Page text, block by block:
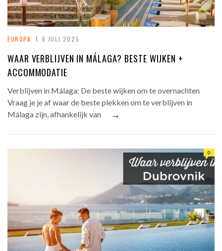
EUROPA 6 JULI 2025
WAAR VERBLIJVEN IN MÁLAGA? BESTE WIJKEN +
ACCOMMODATIE
Verblijven in Málaga: De beste wijken om te overnachten
Vraag je je af waar de beste plekken om te verblijven in
Málaga zijn, afhankelijk van
→
0